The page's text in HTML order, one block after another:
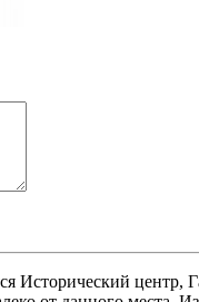
Исторический центр,